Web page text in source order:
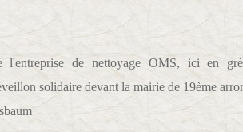
l'entreprise de nettoyage OMS, ici en
solidaire devant la mairie de 19ème